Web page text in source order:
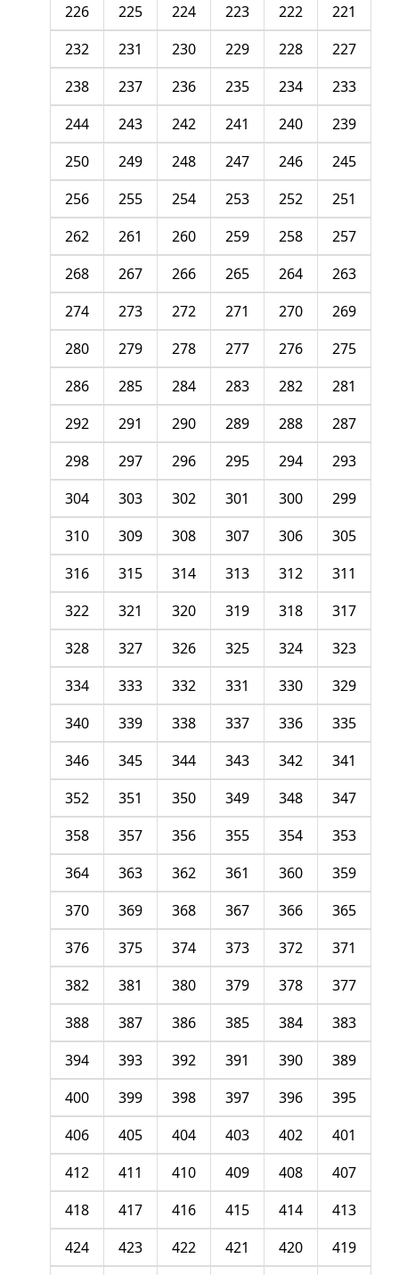
221
222
223
224
225
226
227
228
229
230
231
232
233
234
235
236
237
238
239
240
241
242
243
244
245
246
247
248
249
250
251
252
253
254
255
256
257
258
259
260
261
262
263
264
265
266
267
268
269
270
271
272
273
274
275
276
277
278
279
280
281
282
283
284
285
286
287
288
289
290
291
292
293
294
295
296
297
298
299
300
301
302
303
304
305
306
307
308
309
310
311
312
313
314
315
316
317
318
319
320
321
322
323
324
325
326
327
328
329
330
331
332
333
334
335
336
337
338
339
340
341
342
343
344
345
346
347
348
349
350
351
352
353
354
355
356
357
358
359
360
361
362
363
364
365
366
367
368
369
370
371
372
373
374
375
376
377
378
379
380
381
382
383
384
385
386
387
388
389
390
391
392
393
394
395
396
397
398
399
400
401
402
403
404
405
406
407
408
409
410
411
412
413
414
415
416
417
418
419
420
421
422
423
424